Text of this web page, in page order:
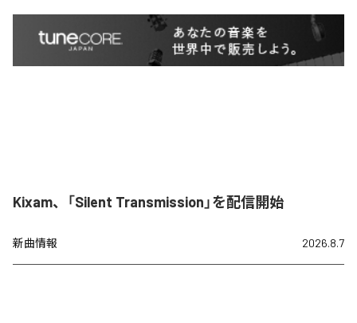
Kixam、「Silent Transmission」を配信開始
新曲情報 2026.8.7